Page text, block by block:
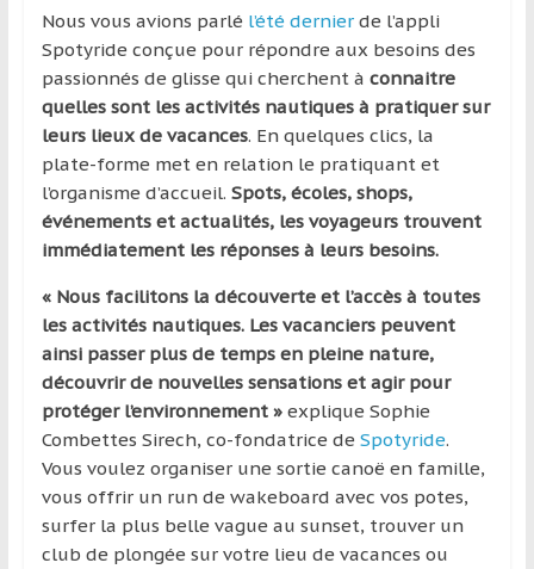
Nous vous avions parlél’été dernierde l’appli
Spotyride conçue pour répondre aux besoins des
passionnés de glisse qui cherchent à connaitre
quelles sont les activités nautiques à pratiquer sur
leurs lieux de vacances. En quelques clics, la
plate-forme met en relation le pratiquant et
l’organisme d’accueil. Spots, écoles, shops,
événements et actualités, les voyageurs trouvent
immédiatement les réponses à leurs besoins.
« Nous facilitons la découverte et l’accès à toutes
les activités nautiques. Les vacanciers peuvent
ainsi passer plus de temps en pleine nature,
découvrir de nouvelles sensations et agir pour
protéger l’environnement »explique Sophie
Combettes Sirech, co-fondatrice de Spotyride.
Vous voulez organiser une sortie canoë en famille,
vous offrir un run de wakeboard avec vos potes,
surfer la plus belle vague au sunset, trouver un
club de plongée sur votre lieu de vacances ou